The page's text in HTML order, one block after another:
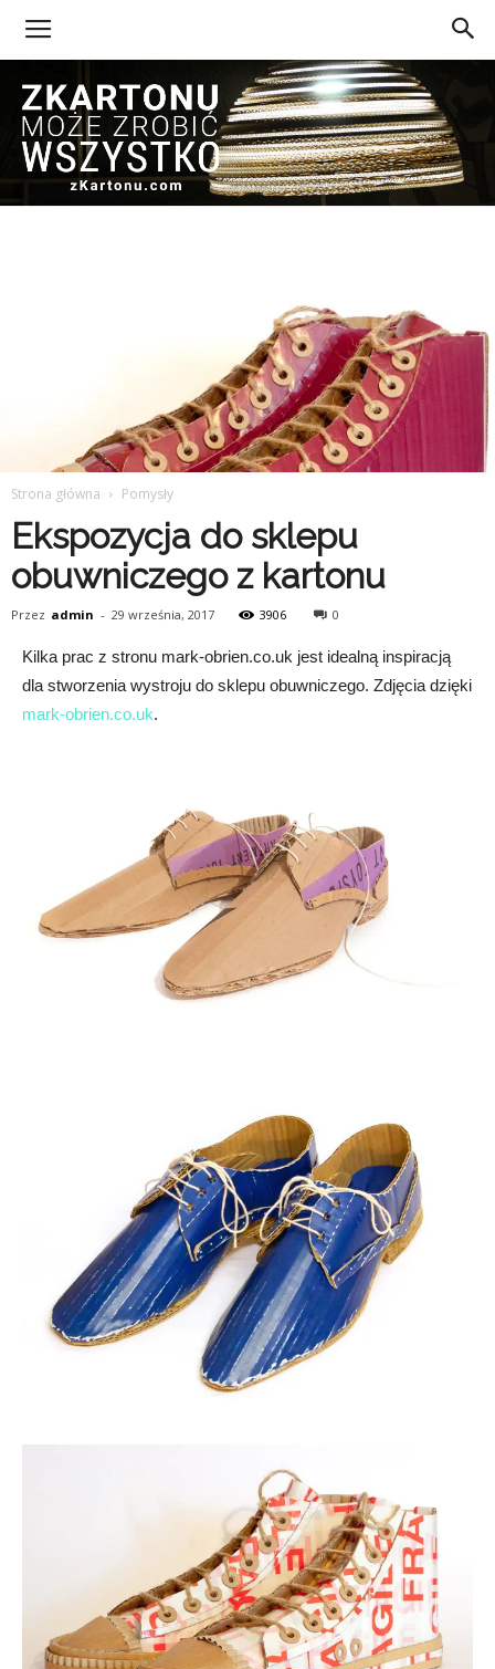
Kartonu
Strona główna Pomysły
Ekspozycja do sklepu
obuwniczego z kartonu
Przez admin - 29 września, 2017 3906 0
Kilka prac z stronu mark-obrien.co.uk jest idealną inspiracją
dla stworzenia wystroju do sklepu obuwniczego. Zdjęcia dzięki
mark-obrien.co.uk.